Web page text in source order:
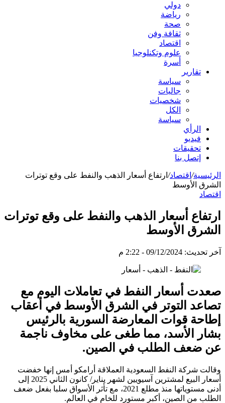
دولي
رياضة
صحة
ثقافة وفن
اقتصاد
علوم وتكنلوجيا
أسرة
تقارير
سياسة
جاليات
شخصيات
الكل
سياسة
الرأي
فيديو
تحقيقات
إتصل بنا
الرئيسية/ اقتصاد/ ارتفاع أسعار الذهب والنفط على وقع توترات
الشرق الأوسط
اقتصاد
ارتفاع أسعار الذهب والنفط على وقع توترات
الشرق الأوسط
آخر تحديث: 09/12/2024 - 2:22 م
صعدت أسعار النفط في تعاملات اليوم مع
تصاعد التوتر في الشرق الأوسط في أعقاب
إطاحة قوات المعارضة السورية بالرئيس
بشار الأسد، مما طغى على مخاوف ناجمة
عن ضعف الطلب في الصين.
وقالت شركة النفط السعودية العملاقة أرامكو أمس إنها خفضت
أسعار البيع لمشترين آسيويين لشهر يناير/ كانون الثاني 2025 إلى
أدنى مستوياتها منذ مطلع 2021، مع تأثر الأسواق سلبا بفعل ضعف
الطلب من الصين، أكبر مستورد للخام في العالم.